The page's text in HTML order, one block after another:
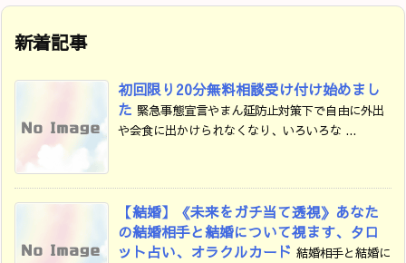
新着記事
初回限り20分無料相談受け付け始めまし
た 緊急事態宣言やまん延防止対策下で自由に外出
や会食に出かけられなくなり、いろいろな ...
【結婚】《未来をガチ当て透視》あなた
の結婚相手と結婚について視ます、タロ
ット占い、オラクルカード 結婚相手と結婚に